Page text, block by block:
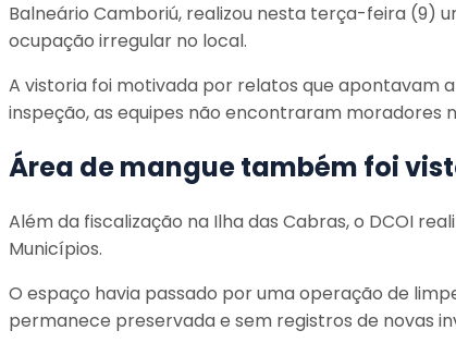
Balneário Camboriú, realizou nesta terça-feira (9)
ocupação irregular no local.
A vistoria foi motivada por relatos que apontavam
inspeção, as equipes não encontraram moradores
Área de mangue também foi
Além da fiscalização na Ilha das Cabras, o DCOI
Municípios.
O espaço havia passado por uma operação de
permanece preservada e sem registros de novas